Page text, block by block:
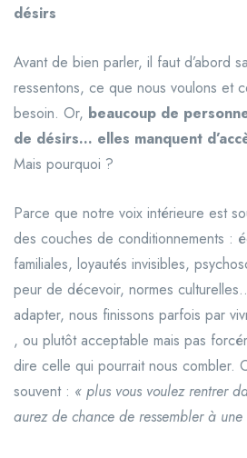
désirs
Avant de bien parler, il faut d’abord
ressentons, ce que nous voulons et
besoin. Or, beaucoup de
de désirs… elles manquent
Mais pourquoi ?
Parce que notre voix intérieure est
des couches de conditionnements :
familiales, loyautés invisibles,
peur de décevoir, normes
adapter, nous finissons parfois par
, ou plutôt acceptable mais pas
dire celle qui pourrait nous combler.
souvent : « plus vous voulez rentrer
aurez de chance de ressembler à une